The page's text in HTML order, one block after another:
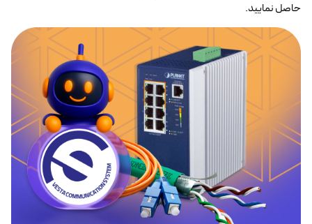
حاصل نمایید.